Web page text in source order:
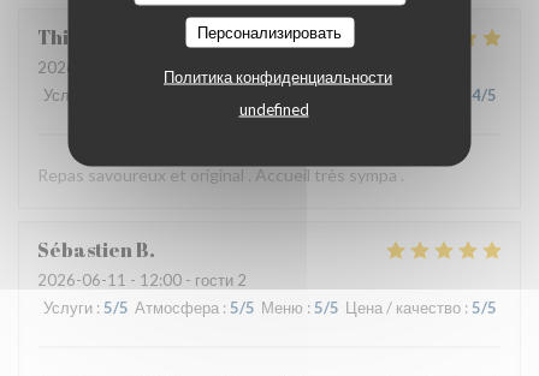
Персонализировать
Политика конфиденциальности
undefined
Thierry
2026-06-11
- 19:30 - гости 2
Услуги
4/5
Repas savoureux et original . Accueil très sympa .
SébastienB
2026-06-11 - 12:00 - гости 2
Услуги : 5/5 Атмосфера : 5/5 Меню : 5/5 Цена / качество : 5/5